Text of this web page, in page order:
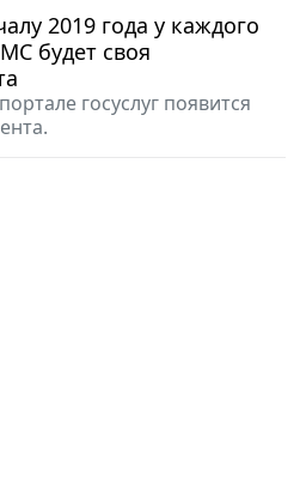
2019 года у каждого
будет своя
госуслуг появится